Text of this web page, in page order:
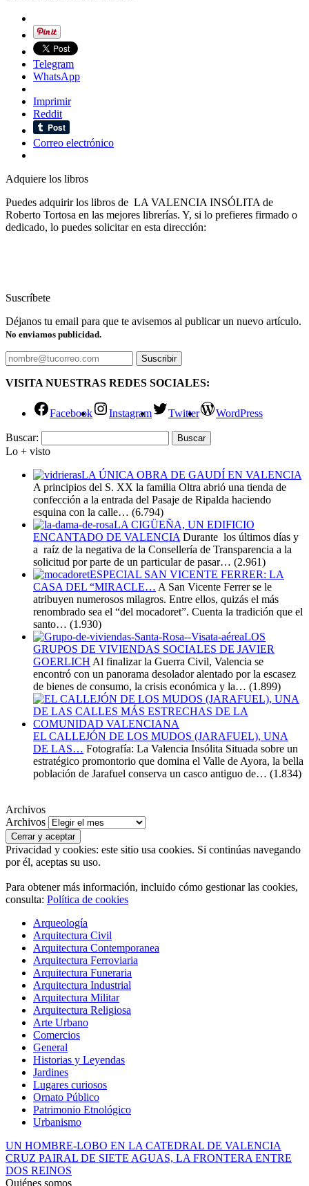
Telegram
WhatsApp
Imprimir
Reddit
Correo electrónico
Adquiere los libros
Puedes adquirir los libros de LA VALENCIA INSÓLITA de
Roberto Tortosa en las mejores librerías. Y, si lo prefieres firmado o
dedicado, lo puedes solicitar en esta dirección:
Suscríbete
Déjanos tu email para que te avisemos al publicar un nuevo artículo.
No enviamos publicidad.
VISITA NUESTRAS REDES SOCIALES:
Facebook Instagram Twitter WordPress
Buscar:
Lo + visto
LA ÚNICA OBRA DE GAUDÍ EN VALENCIA
A principios del S. XX la familia Oltra abrió una tienda de
confección a la entrada del Pasaje de Ripalda haciendo
esquina con la calle… (6.794)
LA CIGÜEÑA, UN EDIFICIO
ENCANTADO DE VALENCIA Durante los últimos días y
a raíz de la negativa de la Consellería de Transparencia a la
solicitud por parte de un particular de pasar… (2.961)
ESPECIAL SAN VICENTE FERRER: LA
CASA DEL “MIRACLE… A San Vicente Ferrer se le
atribuyen numerosos milagros. Entre ellos, quizás el más
renombrado sea el “del mocadoret”. Cuenta la tradición que el
santo… (1.930)
LOS
GRUPOS DE VIVIENDAS SOCIALES DE JAVIER
GOERLICH Al finalizar la Guerra Civil, Valencia se
encontró con un panorama desolador alentado por la escasez
de bienes de consumo, la crisis económica y la… (1.899)
EL CALLEJÓN DE LOS MUDOS (JARAFUEL), UNA
DE LAS… Fotografía: La Valencia Insólita Situada sobre un
estratégico promontorio que domina el Valle de Ayora, la bella
población de Jarafuel conserva un casco antiguo de… (1.834)
Archivos
Archivos
Privacidad y cookies: este sitio usa cookies. Si continúas navegando
por él, aceptas su uso.
Para obtener más información, incluido cómo gestionar las cookies,
consulta: Política de cookies
Arqueología
Arquitectura Civil
Arquitectura Contemporanea
Arquitectura Ferroviaria
Arquitectura Funeraria
Arquitectura Industrial
Arquitectura Militar
Arquitectura Religiosa
Arte Urbano
Comercios
General
Historias y Leyendas
Jardines
Lugares curiosos
Ornato Público
Patrimonio Etnológico
Urbanismo
UN HOMBRE-LOBO EN LA CATEDRAL DE VALENCIA
CRUZ PAIRAL DE SIETE AGUAS, LA FRONTERA ENTRE
DOS REINOS
Quiénes somos